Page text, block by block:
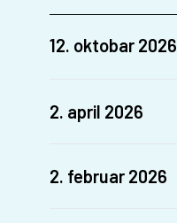
12. oktobar 2026
2. april 2026
2. februar 2026